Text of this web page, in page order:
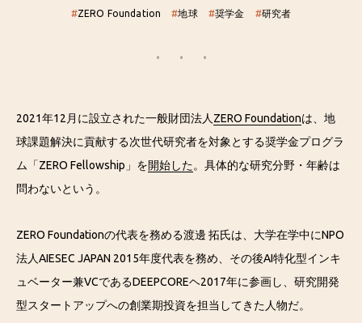
#ZERO Foundation #地球 #奨学金 #研究者
2021年12月に設立された一般財団法人 ZERO Foundationは、地
球課題解決に貢献する次世代研究者を対象とする奨学金プログラ
ム「ZERO Fellowship」を開始した。具体的な研究分野・年齢は
問わないという。
ZERO Foundationの代表を務める渡邊 拓氏は、大学在学中にNPO
法人AIESEC JAPAN 2015年度代表を務め、その後AI特化型インキ
ュベーター兼VCであるDEEPCOREヘ2017年に参画し、研究開発
型スタートアップへの創業期投資を担当してきた人物だ。